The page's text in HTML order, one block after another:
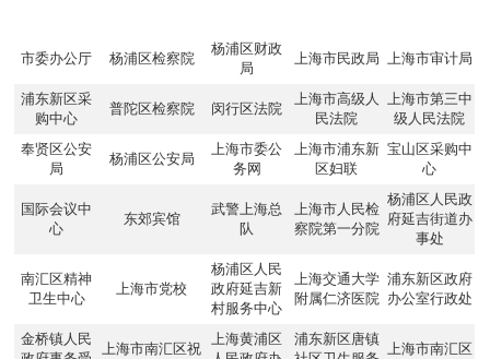
市委办公厅 杨浦区检察院
杨浦区财政
局
上海市民政局 上海市审计局
浦东新区采
购中心
普陀区检察院 闵行区法院
上海市高级人
民法院
上海市第三中
级人民法院
奉贤区公安
局
杨浦区公安局
上海市委公
务网
上海市浦东新
区妇联
宝山区采购中
心
国际会议中
心
东郊宾馆
武警上海总
队
上海市人民检
察院第一分院
杨浦区人民政
府延吉街道办
事处
南汇区精神
卫生中心
上海市党校
杨浦区人民
政府延吉新
村服务中心
上海交通大学
附属仁济医院
浦东新区政府
办公室行政处
金桥镇人民
上海市南汇区祝
上海黄浦区
浦东新区唐镇
上海市南汇区